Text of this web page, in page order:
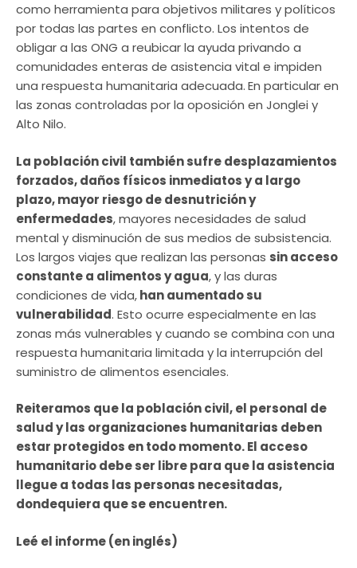
como herramienta para objetivos militares y políticos
por todas las partes en conflicto. Los intentos de
obligar a las ONG a reubicar la ayuda privando a
comunidades enteras de asistencia vital e impiden
una respuesta humanitaria adecuada.En particular en
las zonas controladas por la oposición en Jonglei y
Alto Nilo.
La población civil también sufre desplazamientos
forzados, daños físicos inmediatos y a largo
plazo, mayor riesgo de desnutrición y
enfermedades, mayores necesidades de salud
mental y disminución de sus medios de subsistencia.
Los largos viajes que realizan las personas sin acceso
constante a alimentos y agua, y las duras
condiciones de vida,han aumentado su
vulnerabilidad. Esto ocurre especialmente en las
zonas más vulnerables y cuando se combina con una
respuesta humanitaria limitada y la interrupción del
suministro de alimentos esenciales.
Reiteramos que la población civil, el personal de
salud y las organizaciones humanitarias deben
estar protegidos en todo momento. El acceso
humanitario debe ser libre para que la asistencia
llegue a todas las personas necesitadas,
dondequiera que se encuentren.
Leé el informe (en inglés)